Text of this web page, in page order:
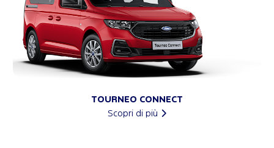
TOURNEO CONNECT
Scopri di più